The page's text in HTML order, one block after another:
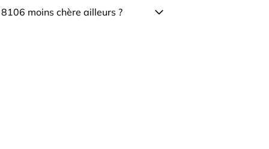
moins chère ailleurs ?